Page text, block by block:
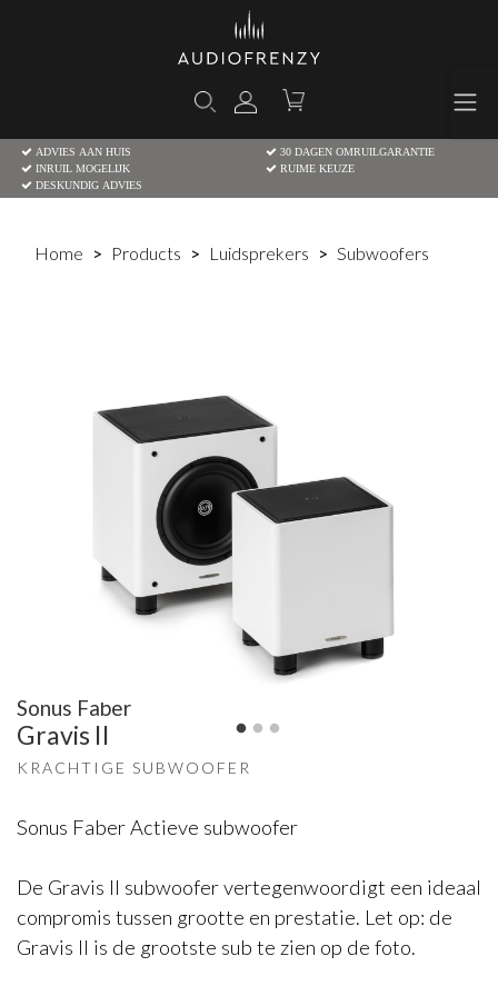
ADVIES AAN HUIS
30 DAGEN OMRUILGARANTIE
INRUIL MOGELIJK
RUIME KEUZE
DESKUNDIG ADVIES
Home Products Luidsprekers Subwoofers
Sonus Faber
Gravis II
KRACHTIGE SUBWOOFER
Sonus Faber Actieve subwoofer
De Gravis II subwoofer vertegenwoordigt een ideaal
compromis tussen grootte en prestatie. Let op: de
Gravis II is de grootste sub te zien op de foto.